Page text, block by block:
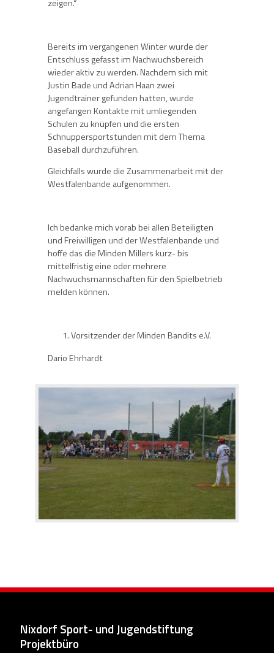
zeigen.“
Bereits im vergangenen Winter wurde der
Entschluss gefasst im Nachwuchsbereich
wieder aktiv zu werden. Nachdem sich mit
Justin Bade und Adrian Haan zwei
Jugendtrainer gefunden hatten, wurde
angefangen Kontakte mit umliegenden
Schulen zu knüpfen und die ersten
Schnuppersportstunden mit dem Thema
Baseball durchzuführen.
Gleichfalls wurde die Zusammenarbeit mit der
Westfalenbande aufgenommen.
Ich bedanke mich vorab bei allen Beteiligten
und Freiwilligen und der Westfalenbande und
hoffe das die Minden Millers kurz- bis
mittelfristig eine oder mehrere
Nachwuchsmannschaften für den Spielbetrieb
melden können.
Vorsitzender der Minden Bandits e.V.
Dario Ehrhardt
Nixdorf Sport- und Jugendstiftung
Projektbüro